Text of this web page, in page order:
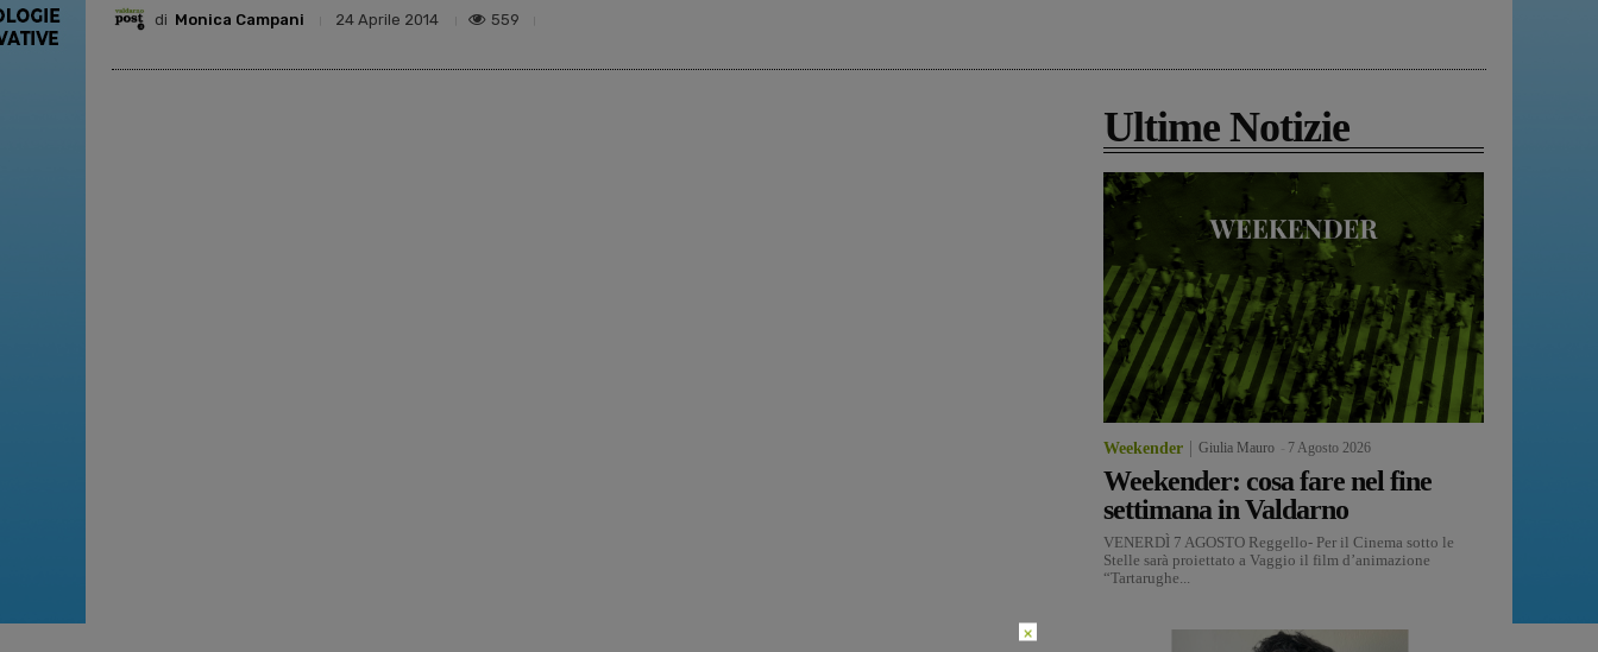
di Monica Campani 24 Aprile 2014 559
Ultime Notizie
Weekender Giulia Mauro 7 Agosto 2026
Weekender: cosa fare nel fine
settimana in Valdarno
VENERDÌ 7 AGOSTO Reggello- Per il Cinema sotto le
Stelle sarà proiettato a Vaggio il film d’animazione
“Tartarughe...
×